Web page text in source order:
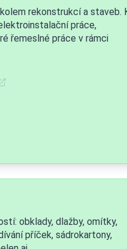
rekonstrukcí a staveb.
práce,
řemeslné práce v rámci
obklady, dlažby, omítky,
příček, sádrokartony,